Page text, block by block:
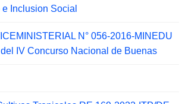
Inclusion Social
N° 056-2016-MINEDU
IV Concurso Nacional de Buenas